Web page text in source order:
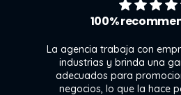
100%
La agencia trabaja con
industrias y brinda una
adecuados para
negocios, lo que la hace